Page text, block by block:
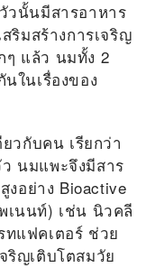
วนั้นมีสารอาหาร
ริมสร้างการเจริญ
ๆ แล้ว นมทั้ง 2
ในเรื่องของ
วกับคน เรียกว่า
นมแพะจึงมีสาร
อย่าง Bioactive
เนนท์) เช่น นิวคลี
ทแฟคเตอร์ ช่วย
ริญเติบโตสมวัย